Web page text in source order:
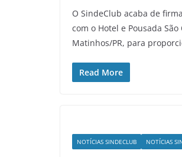
O SindeClub acaba de
com o Hotel e Pousada
Matinhos/PR, para
Read More
NOTÍCIAS SINDECLUB NOTÍCIAS